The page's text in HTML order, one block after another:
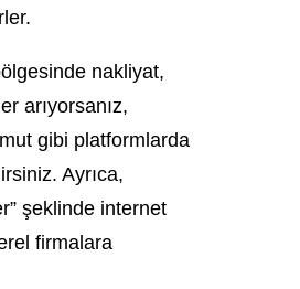
nakliyat,
arıyorsanız,
gibi platformlarda
Ayrıca,
şeklinde internet
firmalara